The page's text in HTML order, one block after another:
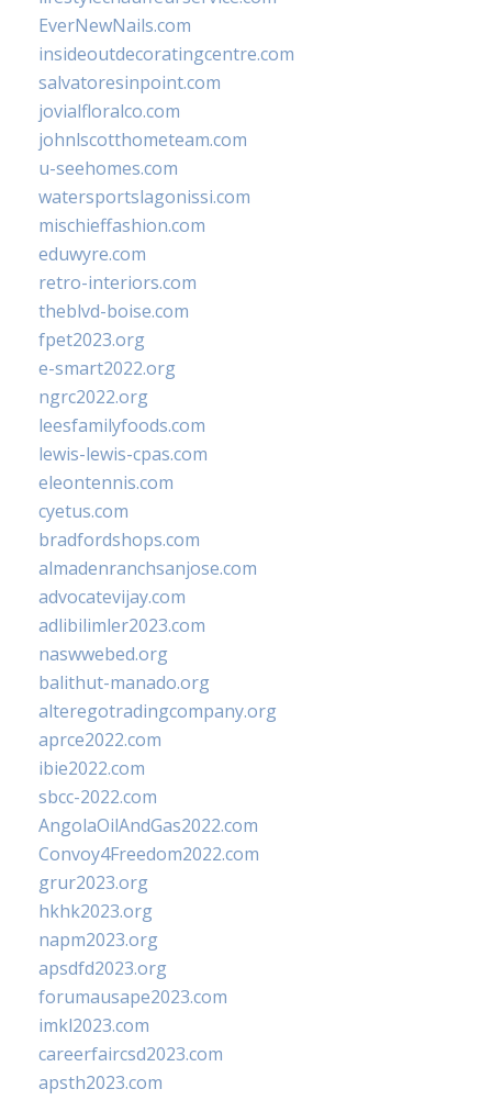
EverNewNails.com
insideoutdecoratingcentre.com
salvatoresinpoint.com
jovialfloralco.com
johnlscotthometeam.com
u-seehomes.com
watersportslagonissi.com
mischieffashion.com
eduwyre.com
retro-interiors.com
theblvd-boise.com
fpet2023.org
e-smart2022.org
ngrc2022.org
leesfamilyfoods.com
lewis-lewis-cpas.com
eleontennis.com
cyetus.com
bradfordshops.com
almadenranchsanjose.com
advocatevijay.com
adlibilimler2023.com
naswwebed.org
balithut-manado.org
alteregotradingcompany.org
aprce2022.com
ibie2022.com
sbcc-2022.com
AngolaOilAndGas2022.com
Convoy4Freedom2022.com
grur2023.org
hkhk2023.org
napm2023.org
apsdfd2023.org
forumausape2023.com
imkl2023.com
careerfaircsd2023.com
apsth2023.com